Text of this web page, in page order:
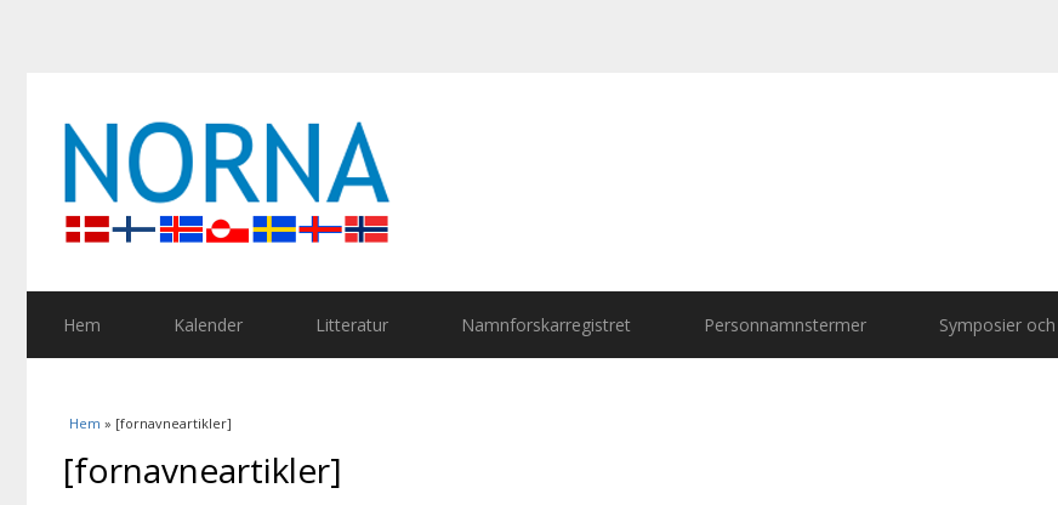
Hem Kalender Litteratur Namnforskarregistret Personnamnstermer Symposier
Du är här
Hem » [fornavneartikler]
[fornavneartikler]